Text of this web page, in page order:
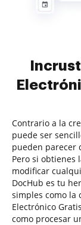
Contrario a la
puede ser
pueden parecer
Pero si obtienes
modificar
DocHub es tu
simples como la
Electrónico
como procesar